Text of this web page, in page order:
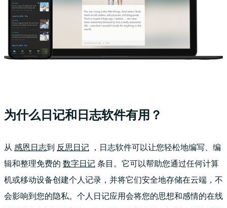
为什么日记和日志软件有用？
从 感恩日志到 反思日记 ，日志软件可以让您轻松地编写、编
辑和整理免费的 数字日记 条目。它可以帮助您通过任何计算
机或移动设备创建个人记录，并将它们安全地存储在云端，不
会影响到您的隐私。个人日记应用会将您的思想和感情的在线